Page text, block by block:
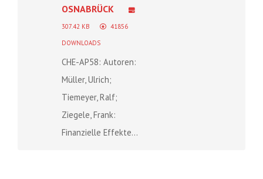
OSNABRÜCK
307.42 KB
41856
DOWNLOADS
CHE-AP58: Autoren:
Müller, Ulrich;
Tiemeyer, Ralf;
Ziegele, Frank:
Finanzielle Effekte...